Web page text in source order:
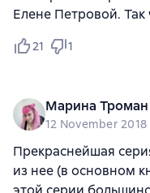
Елене Петровой. Так
21 1
Марина Троман
12 November 2018
Прекраснейшая
из нее (в основном